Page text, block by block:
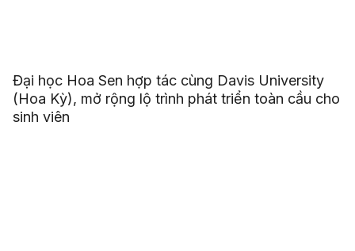
Đại học Hoa Sen hợp tác cùng Davis University
(Hoa Kỳ), mở rộng lộ trình phát triển toàn cầu cho
sinh viên